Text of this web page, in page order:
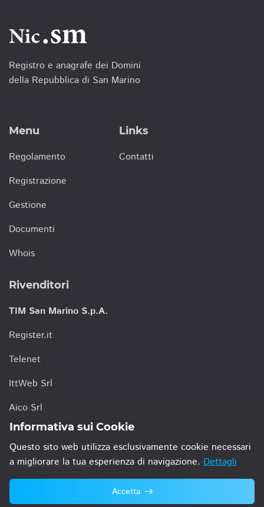
Registro e anagrafe dei Domini
della Repubblica di San Marino
Menu
Regolamento
Registrazione
Gestione
Documenti
Whois
Links
Contatti
Rivenditori
TIM San Marino S.p.A.
Register.it
Telenet
IttWeb Srl
Aico Srl
Informativa sui Cookie
© 2021 TIM San Marino S.p.A.
Informativa sui Cookie
Questo sito web utilizza esclusivamente cookie necessari
a migliorare la tua esperienza di navigazione. Dettagli
Accetta